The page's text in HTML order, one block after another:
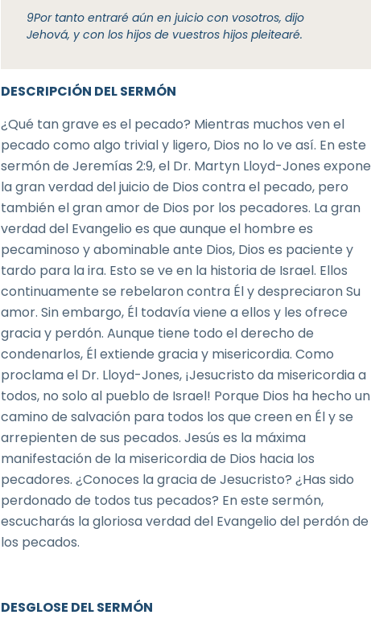
DESCRIPCIÓN DEL SERMÓN
¿Qué tan grave es el pecado? Mientras muchos ven el
pecado como algo trivial y ligero, Dios no lo ve así. En este
sermón de Jeremías 2:9, el Dr. Martyn Lloyd-Jones expone
la gran verdad del juicio de Dios contra el pecado, pero
también el gran amor de Dios por los pecadores. La gran
verdad del Evangelio es que aunque el hombre es
pecaminoso y abominable ante Dios, Dios es paciente y
tardo para la ira. Esto se ve en la historia de Israel. Ellos
continuamente se rebelaron contra Él y despreciaron Su
amor. Sin embargo, Él todavía viene a ellos y les ofrece
gracia y perdón. Aunque tiene todo el derecho de
condenarlos, Él extiende gracia y misericordia. Como
proclama el Dr. Lloyd-Jones, ¡Jesucristo da misericordia a
todos, no solo al pueblo de Israel! Porque Dios ha hecho un
camino de salvación para todos los que creen en Él y se
arrepienten de sus pecados. Jesús es la máxima
manifestación de la misericordia de Dios hacia los
pecadores. ¿Conoces la gracia de Jesucristo? ¿Has sido
perdonado de todos tus pecados? En este sermón,
escucharás la gloriosa verdad del Evangelio del perdón de
los pecados.
9Por tanto entraré aún en juicio con vosotros, dijo
Jehová, y con los hijos de vuestros hijos pleitearé.
DESGLOSE DEL SERMÓN